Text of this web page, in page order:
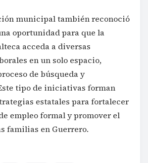
municipal también reconoció
oportunidad para que la
acceda a diversas
en un solo espacio,
de búsqueda y
tipo de iniciativas forman
estatales para fortalecer
empleo formal y promover el
familias en Guerrero.